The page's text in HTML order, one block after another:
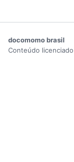
docomomo brasil
Conteúdo